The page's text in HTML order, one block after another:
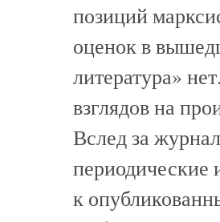
позиций
оценок в
литература»
взглядов на
Вслед за
периодические
к